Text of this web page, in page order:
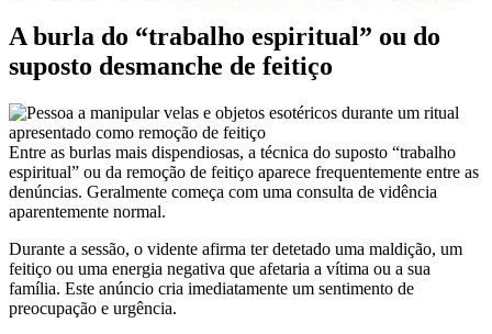
A burla do “trabalho espiritual” ou do
suposto desmanche de feitiço
Entre as burlas mais dispendiosas, a técnica do suposto “trabalho
espiritual” ou da remoção de feitiço aparece frequentemente entre as
denúncias. Geralmente começa com uma consulta de vidência
aparentemente normal.
Durante a sessão, o vidente afirma ter detetado uma maldição, um
feitiço ou uma energia negativa que afetaria a vítima ou a sua
família. Este anúncio cria imediatamente um sentimento de
preocupação e urgência.